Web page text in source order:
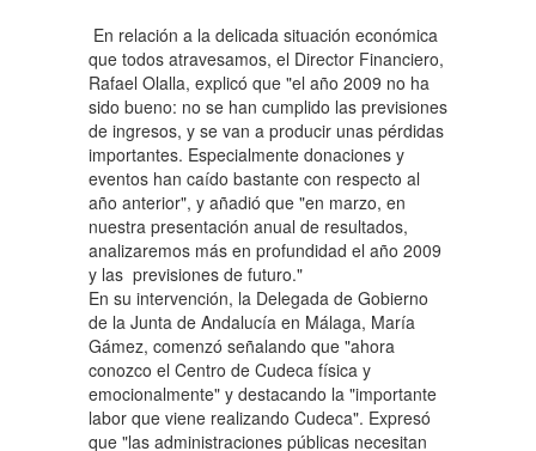
En relación a la delicada situación económica
que todos atravesamos, el Director Financiero,
Rafael Olalla, explicó que "el año 2009 no ha
sido bueno: no se han cumplido las previsiones
de ingresos, y se van a producir unas pérdidas
importantes. Especialmente donaciones y
eventos han caído bastante con respecto al
año anterior", y añadió que "en marzo, en
nuestra presentación anual de resultados,
analizaremos más en profundidad el año 2009
y las previsiones de futuro."
En su intervención, la Delegada de Gobierno
de la Junta de Andalucía en Málaga, María
Gámez, comenzó señalando que "ahora
conozco el Centro de Cudeca física y
emocionalmente" y destacando la "importante
labor que viene realizando Cudeca". Expresó
que "las administraciones públicas necesitan